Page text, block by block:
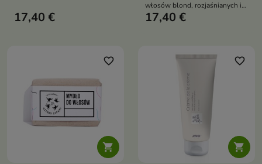
intensywnie nawadnia włosy i
pomaga przywrócić im miękkość
17,40 €
włosów blond, rozjaśnianych i
farbowanych, który pomaga
17,40 €

favorite_border

favorite_border